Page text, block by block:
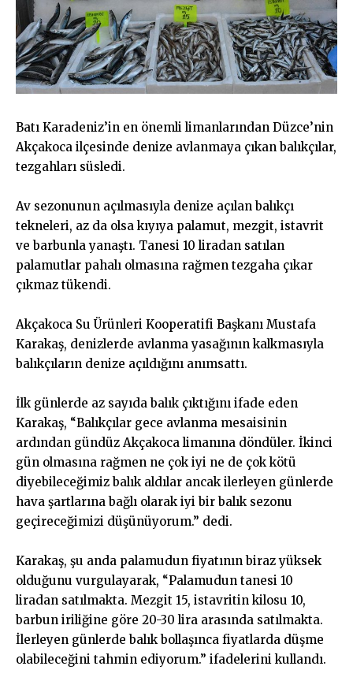
Batı Karadeniz’in en önemli limanlarından Düzce’nin
Akçakoca ilçesinde denize avlanmaya çıkan balıkçılar,
tezgahları süsledi.
Av sezonunun açılmasıyla denize açılan balıkçı
tekneleri, az da olsa kıyıya palamut, mezgit, istavrit
ve barbunla yanaştı. Tanesi 10 liradan satılan
palamutlar pahalı olmasına rağmen tezgaha çıkar
çıkmaz tükendi.
Akçakoca Su Ürünleri Kooperatifi Başkanı Mustafa
Karakaş, denizlerde avlanma yasağının kalkmasıyla
balıkçıların denize açıldığını anımsattı.
İlk günlerde az sayıda balık çıktığını ifade eden
Karakaş, “Balıkçılar gece avlanma mesaisinin
ardından gündüz Akçakoca limanına döndüler. İkinci
gün olmasına rağmen ne çok iyi ne de çok kötü
diyebileceğimiz balık aldılar ancak ilerleyen günlerde
hava şartlarına bağlı olarak iyi bir balık sezonu
geçireceğimizi düşünüyorum.” dedi.
Karakaş, şu anda palamudun fiyatının biraz yüksek
olduğunu vurgulayarak, “Palamudun tanesi 10
liradan satılmakta. Mezgit 15, istavritin kilosu 10,
barbun iriliğine göre 20-30 lira arasında satılmakta.
İlerleyen günlerde balık bollaşınca fiyatlarda düşme
olabileceğini tahmin ediyorum.” ifadelerini kullandı.